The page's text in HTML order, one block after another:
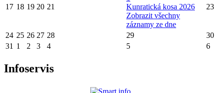
17 18 19 20 21
Kunratická kosa 2026
Zobrazit všechny
záznamy ze dne
23
24 25 26 27 28 29
30
31 1 2 3 4 5 6
Infoservis